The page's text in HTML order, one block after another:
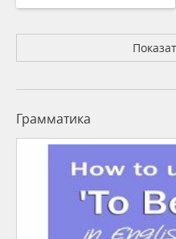
Грамматика